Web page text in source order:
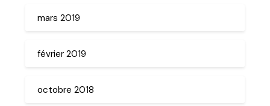
mars 2019
février 2019
octobre 2018